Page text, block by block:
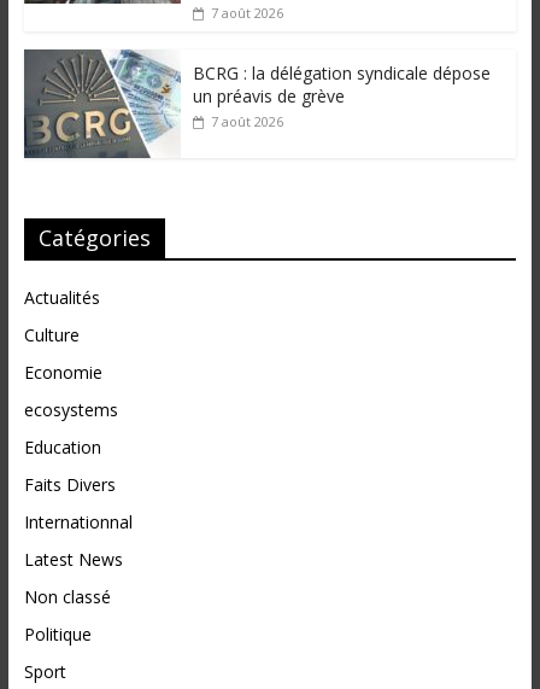
7 août 2026
BCRG : la délégation syndicale dépose
un préavis de grève
7 août 2026
Catégories
Actualités
Culture
Economie
ecosystems
Education
Faits Divers
Internationnal
Latest News
Non classé
Politique
Sport